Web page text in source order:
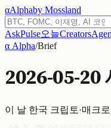
αAlphaby Mossland
AskPulse오늘Creators
α Alpha/Brief
2026-05-20
이 날 한국 크립토·매크